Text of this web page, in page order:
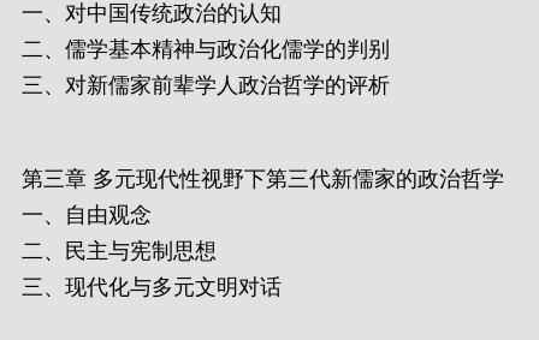
一、对中国传统政治的认知
二、儒学基本精神与政治化儒学的判别
三、对新儒家前辈学人政治哲学的评析
第三章 多元现代性视野下第三代新儒家的政治哲学
一、自由观念
二、民主与宪制思想
三、现代化与多元文明对话